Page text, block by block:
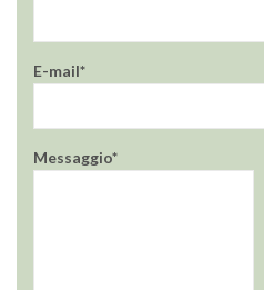
E-mail*
Messaggio*